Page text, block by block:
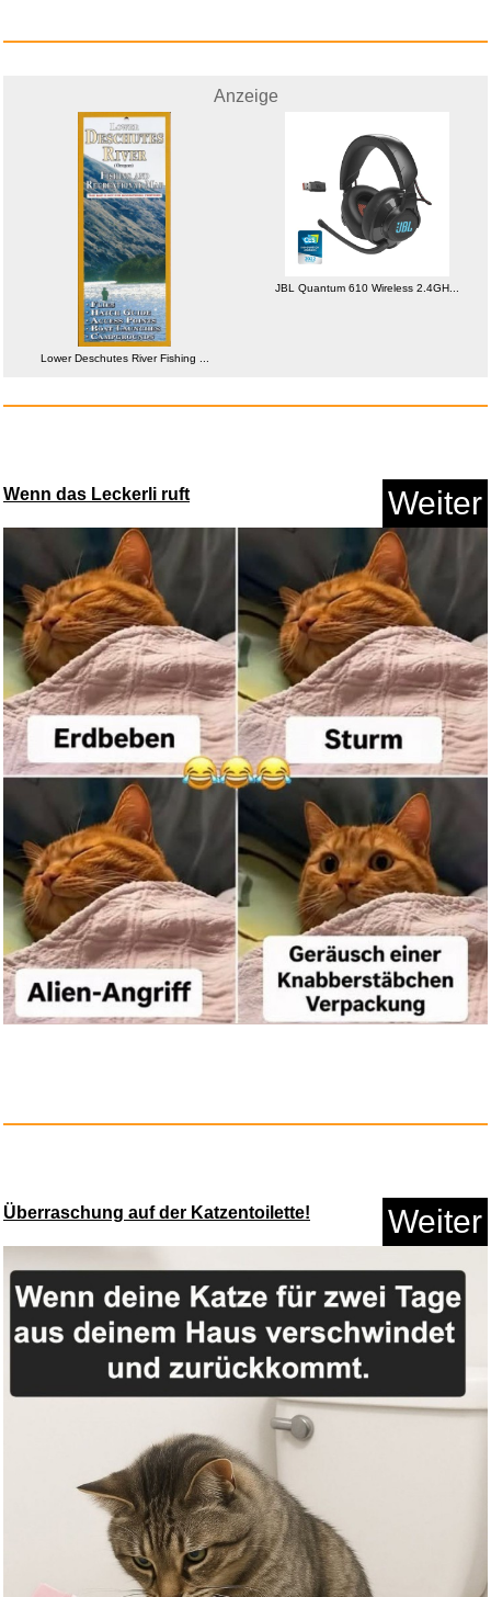
Kubota Badelatschen mit Klettv...
Roblox Gutschein - €10 - ...
Anzeige
FiloMirror Pro: Screen Mirrori...
Anzeige
Fanny Hensel: Italian Journey...
Anzeige
Lower Deschutes River Fishing ...
JBL Quantum 610 Wireless 2.4GH...
Wenn das Leckerli ruft Weiter
Überraschung auf der Katzentoilette! Weiter